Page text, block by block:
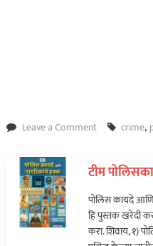
Leave a Commenton
सेनेच्या
झाडल्या
१७
गोळ्या…
crime,
टीम
पोलिस कायदे
हि पुस्तक खरेदी
करा. शिवाय, १)